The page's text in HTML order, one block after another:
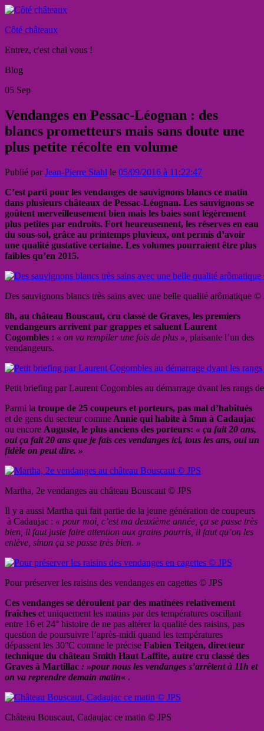
Côté châteaux
Entrez, c'est chai vous !
Blog
05 Sep
Vendanges en Pessac-Léognan : des
blancs prometteurs mais sans doute une
plus petite récolte en volume
Publié parJean-Pierre Stahl le 05/09/2016 à 11:22:47
C’est parti pour les vendanges de sauvignons blancs ce matin
dans plusieurs châteaux de Pessac-Léognan. Les sauvignons se
goûtent merveilleusement bien mais les baies sont légèrement
plus petites par endroits. Fort heureusement, les réserves en eau
du sous-sol, grâce au printemps pluvieux, ont permis d’avoir
une qualité gustative certaine. Les volumes pourraient être plus
faibles qu’en 2015.
Des sauvignons blancs très sains avec une belle qualité arômatique ©
8h, au château Bouscaut, cru classé de Graves, les premiers
vendangeurs arrivent par grappes et saluent Laurent
Cogombles : « on va rempiler une fois de plus », plaisante l’un des
vendangeurs.
Petit briefing par Laurent Cogombles au démarrage dvant les rangs
Parmi la troupe de 25 coupeurs et porteurs, pas mal d’habitués
et de gens du secteur comme Annie qui habite à 5mn à Cadaujac
ou encore Auguste, le plus anciens des porteurs: « ça fait 20 ans,
oui ça fait 20 ans que je fais ces vendanges ici, tous les ans, oui un
fidèle on peut dire. »
Martha, 2e vendanges au château Bouscaut © JPS
Il y a aussi Martha qui fait partie de la jeune génération de coupeurs
à Cadaujac : « pour moi, c’est ma deuxième année, ça se passe très
bien, il faut juste faire attention aux grains pourris, il faut qu’on les
enlève, sinon ça se passe très bien. »
Pour préserver les raisins des vendanges en cagettes © JPS
Ces vendanges se déroulent par des matinées relativement
fraîches et uniquement les matins par des températures oscillant
entre 16 et 24° histoire de ne pas altérer la qualité des raisins, pas
question de poursuivre l’après-midi quand les températures
dépassent les 30°C comme le précise Fabien Teitgen, directeur
technique du château Smith Haut Laffite, autre cru classé des
Graves à Martillac : »pour nous les vendanges s’arrêtent à 11h et
on va reprendre demain matin« .
Château Bouscaut, Cadaujac ce matin © JPS